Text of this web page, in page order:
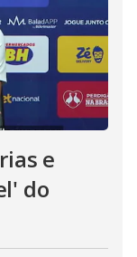
e
do